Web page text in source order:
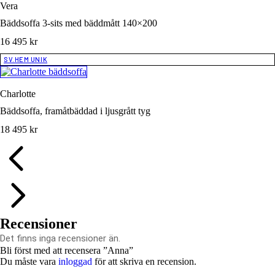
Vera
Bäddsoffa 3-sits med bäddmått 140×200
16 495 kr
SV.HEM UNIK
Charlotte
Bäddsoffa, framåtbäddad i ljusgrått tyg
18 495 kr
Recensioner
Det finns inga recensioner än.
Bli först med att recensera ”Anna”
Du måste vara inloggad för att skriva en recension.